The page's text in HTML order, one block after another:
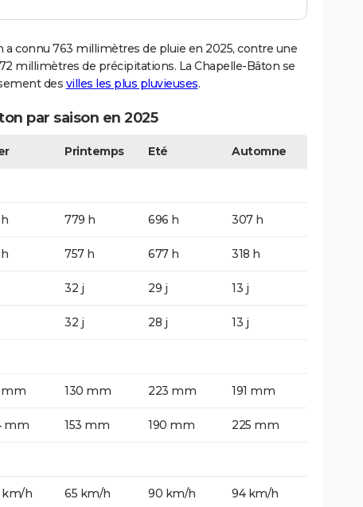
a connu 763 millimètres de pluie en 2025, contre une
millimètres de précipitations. La Chapelle-Bâton se
des villes les plus pluvieuses.
par saison en 2025
Printemps Eté Automne
779 h 696 h 307 h
757 h 677 h 318 h
32 j 29 j 13 j
32 j 28 j 13 j
mm 130 mm 223 mm 191 mm
mm 153 mm 190 mm 225 mm
km/h 65 km/h 90 km/h 94 km/h